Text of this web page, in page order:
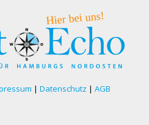
| Datenschutz | AGB